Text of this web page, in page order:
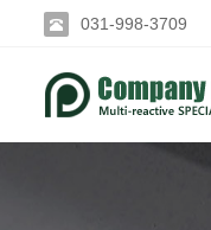
031-998-3709